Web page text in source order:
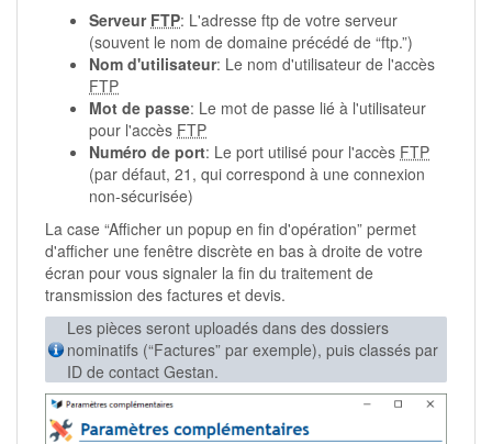
Serveur FTP: L'adresse ftp de votre serveur
(souvent le nom de domaine précédé de “ftp.”)
Nom d'utilisateur: Le nom d'utilisateur de l'accès
FTP
Mot de passe: Le mot de passe lié à l'utilisateur
pour l'accès FTP
Numéro de port: Le port utilisé pour l'accès FTP
(par défaut, 21, qui correspond à une connexion
non-sécurisée)
La case “Afficher un popup en fin d'opération” permet
d'afficher une fenêtre discrète en bas à droite de votre
écran pour vous signaler la fin du traitement de
transmission des factures et devis.
Les pièces seront uploadés dans des dossiers
nominatifs (“Factures” par exemple), puis classés par
ID de contact Gestan.